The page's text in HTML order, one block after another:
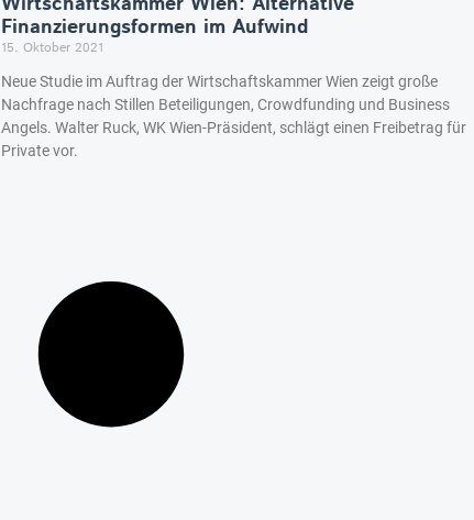
Finanzierungsformen im Aufwind
15. Oktober 2021
Neue Studie im Auftrag der Wirtschaftskammer Wien zeigt große
Nachfrage nach Stillen Beteiligungen, Crowdfunding und Business
Angels. Walter Ruck, WK Wien-Präsident, schlägt einen Freibetrag für
Private vor.